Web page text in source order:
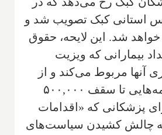
استانی کبک تصویب شد و
خواهد شد. این لایحه، حقوق
بیمارانی که ویزیت
آنها مربوط می‌کند و از
سمت دیگر جریمه‌هایی تا سقف ۵۰۰,۰۰۰
پزشکانی که «اقدامات
چالش کشیدن سیاست‌های